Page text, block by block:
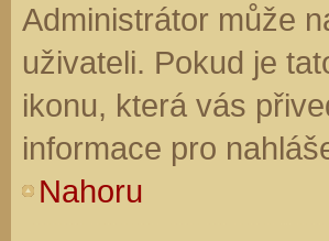
Administrátor může
uživateli. Pokud je
ikonu, která vás
informace pro
Nahoru